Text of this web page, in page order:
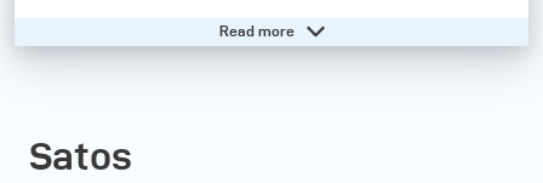
Stromverteilung, Farbtemperatursteuerung,
und anpassbare Lichtgestaltung selbst für die
Read more
Satos